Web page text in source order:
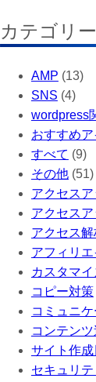
カテゴリー
AMP (13)
SNS (4)
wordpress
おすすめア
すべて (9)
その他(51)
アクセス
アクセス
アクセス解
アフィリエ
カスタマ
コピー対策
コミュニ
コンテン
サイト作
セキュリテ